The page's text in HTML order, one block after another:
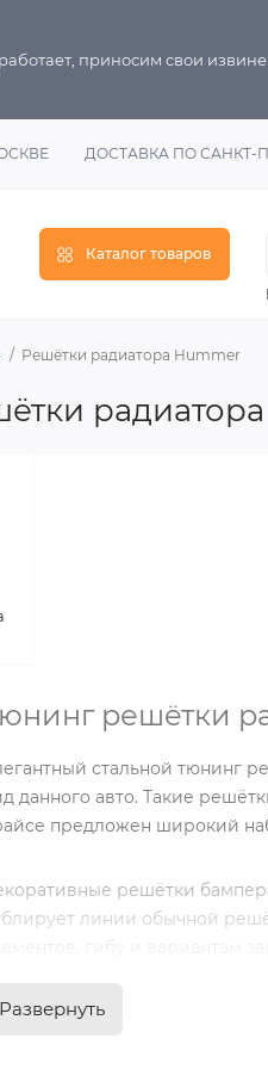
приносим свои
ДОСТАВКА ПО САНКТ-
Каталог товаров
Решётки радиатора Hummer
решётки
стальной тюнинг
данного авто. Такие
предложен широкий
решётки
линии обычной
Развернуть